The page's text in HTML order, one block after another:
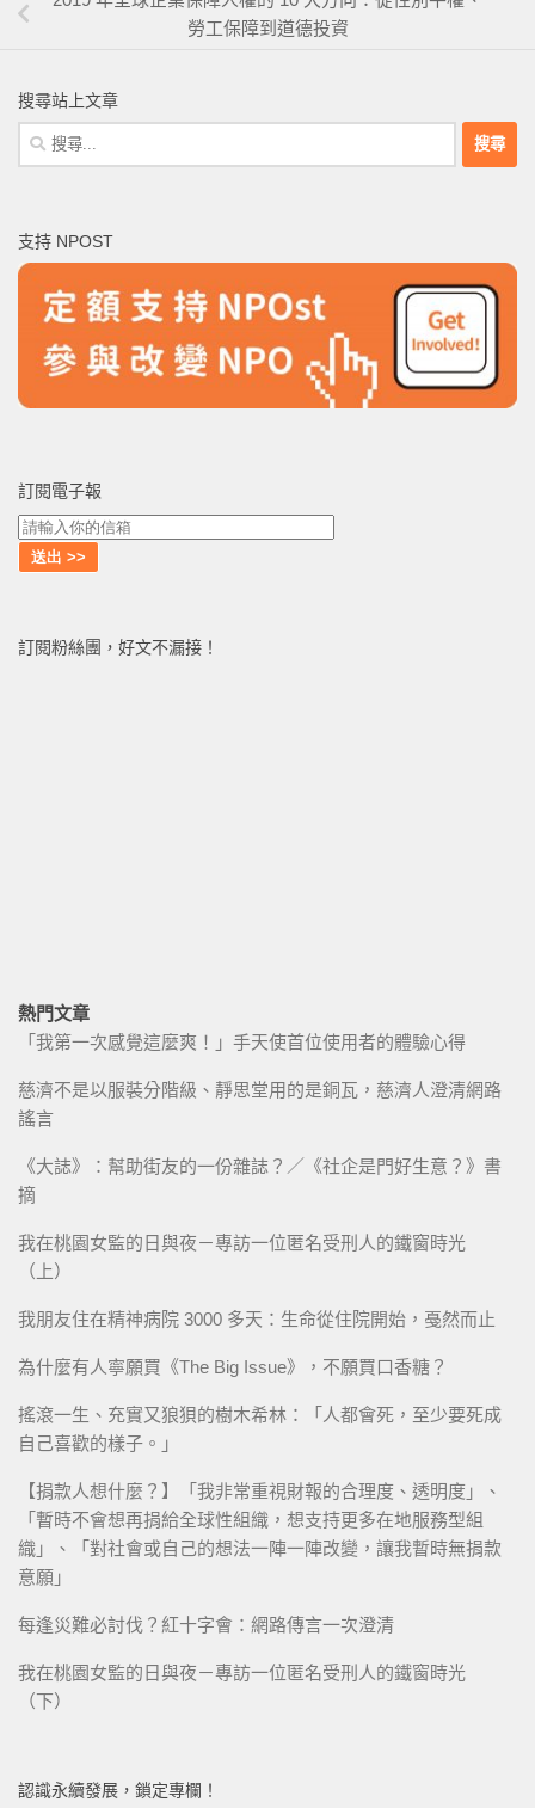
勞工保障到道德投資
搜尋站上文章
搜
尋
字:
支持 NPOST
訂閱電子報
訂閱粉絲團，好文不漏接！
熱門文章
「我第一次感覺這麼爽！」手天使首位使用者的體驗心得
慈濟不是以服裝分階級、靜思堂用的是銅瓦，慈濟人澄清網路
謠言
《大誌》：幫助街友的一份雜誌？／《社企是門好生意？》書
摘
我在桃園女監的日與夜－專訪一位匿名受刑人的鐵窗時光
（上）
我朋友住在精神病院 3000 多天：生命從住院開始，戞然而止
為什麼有人寧願買《The Big Issue》，不願買口香糖？
搖滾一生、充實又狼狽的樹木希林：「人都會死，至少要死成
自己喜歡的樣子。」
【捐款人想什麼？】「我非常重視財報的合理度、透明度」、
「暫時不會想再捐給全球性組織，想支持更多在地服務型組
織」、「對社會或自己的想法一陣一陣改變，讓我暫時無捐款
意願」
每逢災難必討伐？紅十字會：網路傳言一次澄清
我在桃園女監的日與夜－專訪一位匿名受刑人的鐵窗時光
（下）
認識永續發展，鎖定專欄！